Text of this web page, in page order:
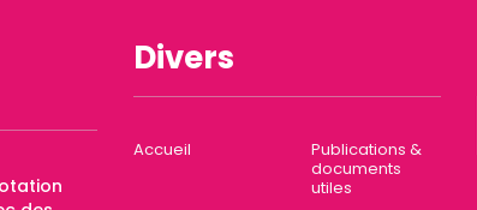
Divers
Accueil
Publications &
documents
utiles